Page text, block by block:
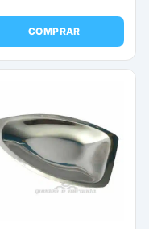
COMPRAR